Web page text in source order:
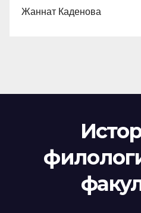
Жаннат Каденова